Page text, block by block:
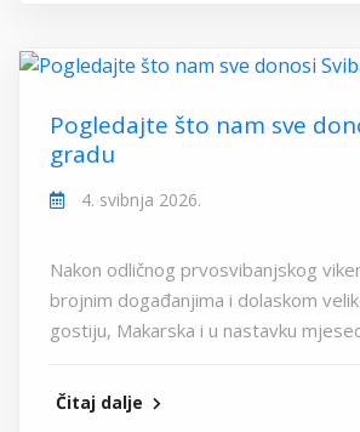
Pogledajte što nam sve
gradu
4. svibnja 2026.
Nakon odličnog prvosvibanjskog
brojnim događanjima i dolaskom
gostiju, Makarska i u nastavku
Čitaj dalje